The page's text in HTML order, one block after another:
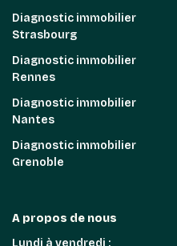
Diagnostic immobilier
Strasbourg
Diagnostic immobilier
Rennes
Diagnostic immobilier
Nantes
Diagnostic immobilier
Grenoble
A propos de nous
Lundi à vendredi :